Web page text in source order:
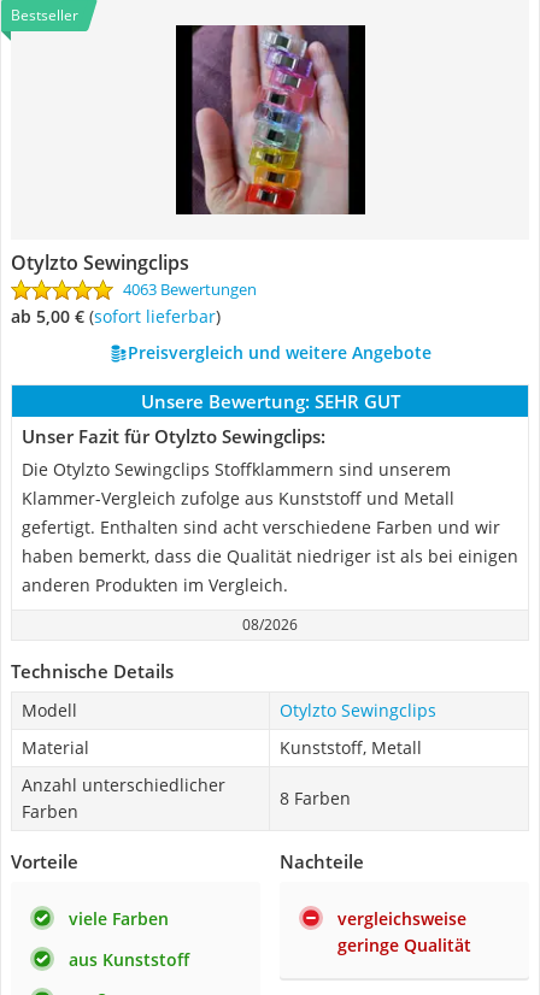
Bestseller
Otylzto Sewingclips
4063 Bewertungen
ab 5,00 € ( Sofort lieferbar)
Preisvergleich und weitere Angebote
Unsere Bewertung: SEHR GUT
Unser Fazit für Otylzto Sewingclips:
Die Otylzto Sewingclips Stoffklammern sind unserem
Klammer-Vergleich zufolge aus Kunststoff und Metall
gefertigt. Enthalten sind acht verschiedene Farben und wir
haben bemerkt, dass die Qualität niedriger ist als bei einigen
anderen Produkten im Vergleich.
08/2026
Technische Details
Modell
Otylzto Sewingclips
Material
Kunststoff, Metall
Anzahl unterschiedlicher
Farben
8 Farben
Vorteile
viele Farben
aus Kunststoff
Nachteile
vergleichsweise
geringe Qualität